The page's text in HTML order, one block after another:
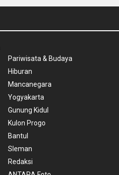
Pariwisata & Budaya
Hiburan
Mancanegara
Yogyakarta
Gunung Kidul
Kulon Progo
Bantul
Sleman
Redaksi